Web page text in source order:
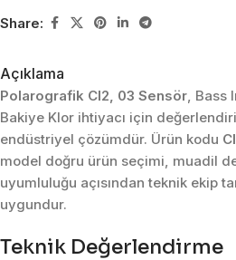
Share:
Açıklama
Polarografik CI2, 03 Sensör, Bass
Bakiye Klor ihtiyacı için
endüstriyel çözümdür. Ürün kodu
model doğru ürün seçimi, muadil
uyumluluğu açısından teknik ekip
uygundur.
Teknik Değerlendirme